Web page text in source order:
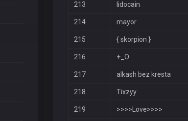
213 lidocain
214 mayor
215 { skorpion }
216 +_O
217 alkash bez kresta
218 Tixzyy
219 >>>>Love>>>>